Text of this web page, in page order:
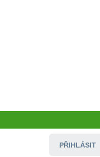
PŘIHLÁSIT